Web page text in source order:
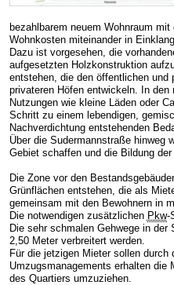
bezahlbarem neuem Wohnraum
Wohnkosten miteinander in
Dazu ist vorgesehen, die
aufgesetzten Holzkonstruktion
entstehen, die den öffentlichen und
privateren Höfen entwickeln. In
Nutzungen wie kleine Läden oder
Schritt zu einem lebendigen,
Nachverdichtung entstehenden
Über die Sudermannstraße hinweg
Gebiet schaffen und die Bildung
Die Zone vor den
Grünflächen entstehen, die als
gemeinsam mit den Bewohnern in
Die notwendigen zusätzlichen Pkw-
Die sehr schmalen Gehwege in
2,50 Meter verbreitert werden.
Für die jetzigen Mieter sollen
Umzugsmanagements erhalten die
des Quartiers umzuziehen.